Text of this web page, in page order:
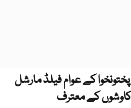
پختونخوا کے عوام فیلڈ مارشل
کے معترف